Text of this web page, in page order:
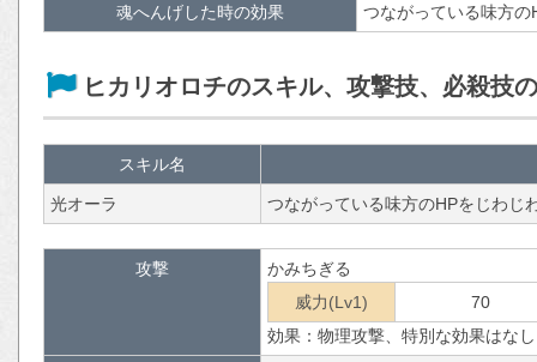
魂へんげした時の効果 つながっている味方の
ヒカリオロチのスキル、攻撃技、必殺技
スキル名
光オーラ つながっている味方のHPをじわじ
攻撃
かみちぎる
威力(Lv1)
70
効果：物理攻撃、特別な効果はなし